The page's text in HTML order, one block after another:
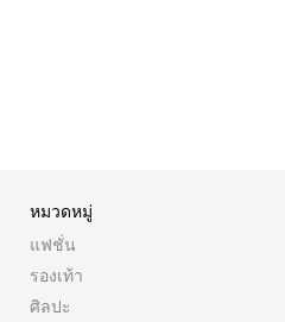
หมวดหมู่
แฟชั่น
รองเท้า
ศิลปะ